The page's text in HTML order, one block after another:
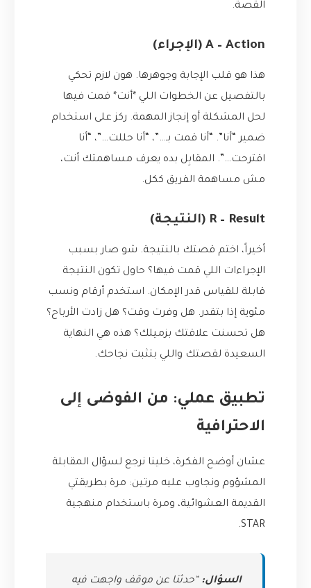
القصة.
A – Action (الإجراء)
هذا هو قلب الإجابة وجوهرها. هون لازم تحكي
بالتفصيل عن الخطوات اللي *أنت* قمت فيها
لحل المشكلة أو إنجاز المهمة. ركز على استخدام
ضمير “أنا”. “أنا قمت بـ…”، “أنا حللت…”، “أنا
اقترحت…”. المقابِل بده يعرف مساهمتك أنت،
مش مساهمة الفريق ككل.
R – Result (النتيجة)
أخيراً، اختم قصتك بالنتيجة. شو صار بسبب
الإجراءات اللي قمت فيها؟ حاول تكون النتيجة
قابلة للقياس قدر الإمكان. استخدم أرقام ونسب
مئوية إذا بتقدر. هل وفرت وقت؟ هل زادت الأرباح؟
هل تحسنت علاقتك بزميلك؟ هذه هي النهاية
السعيدة لقصتك واللي بتثبت نجاحك.
تطبيق عملي: من الفوضى إلى
الاحترافية
عشان أوضح الفكرة، خلينا نرجع لسؤال المقابلة
المشؤوم ونجاوب عليه مرتين: مرة بطريقتي
القديمة العشوائية، ومرة باستخدام منهجية
STAR.
السؤال: “حدثنا عن موقف واجهت فيه